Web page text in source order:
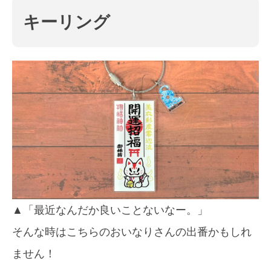
キーリング
▲「最近なんだか良いことないなー。」
そんな時はこちらのおいなりさんの出番かもしれ
ません！